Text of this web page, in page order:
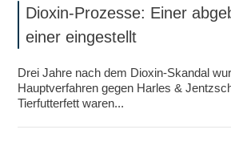
Dioxin-Prozesse: Einer
einer eingestellt
Drei Jahre nach dem Dioxin-Skandal
Hauptverfahren gegen Harles &
Tierfutterfett waren...